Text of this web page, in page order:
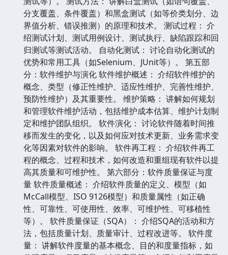
分支覆盖、条件覆盖）和黑盒测试（如等价类划分、边
界值分析、错误推测）的原理和技术。 测试过程： 介
绍测试计划、测试用例设计、测试执行、缺陷跟踪和回
归测试等测试活动。 自动化测试： 讨论自动化测试的
优势和常用工具（如Selenium、JUnit等）。 第五部
分：软件维护与演化 软件维护概述： 介绍软件维护的
概念、类型（修正性维护、适应性维护、完善性维护、
预防性维护）及其重要性。 维护策略： 讲解如何规划
和管理软件维护活动，包括维护成本估算、维护计划制
定和维护团队组织。 软件演化： 讨论软件随着时间推
移而发生的变化，以及如何应对技术更新、业务需求变
化等因素对软件的影响。 软件再工程： 介绍软件再工
程的概念、过程和技术，如何改造和重组现有软件以提
高其质量和可维护性。 第六部分：软件质量保证与度
量 软件质量概述： 介绍软件质量的定义、模型（如
McCall模型、ISO 9126模型）和质量属性（如正确
性、可靠性、可使用性、效率、可维护性、可移植性
等）。 软件质量保证（SQA）： 介绍SQA的活动和方
法，包括质量计划、质量审计、过程改进等。 软件度
量： 讲解软件度量的基本概念、目的和度量指标，如